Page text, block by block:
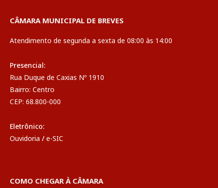
CÂMARA MUNICIPAL DE BREVES
Atendimento de segunda a sexta de 08:00 às 14:00
Presencial:
Rua Duque de Caxias Nº 1910
Bairro: Centro
CEP: 68.800-000
Eletrônico:
Ouvidoria / e-SIC
COMO CHEGAR À CÂMARA